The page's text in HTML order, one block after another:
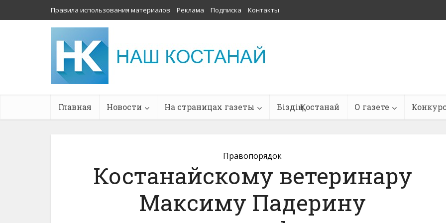
Правила использования материалов Реклама Подписка Контакты
Главная Новости На страницах газеты Біздің Қостанай О газете
Правопорядок
Костанайскому ветеринару
Максиму Падерину